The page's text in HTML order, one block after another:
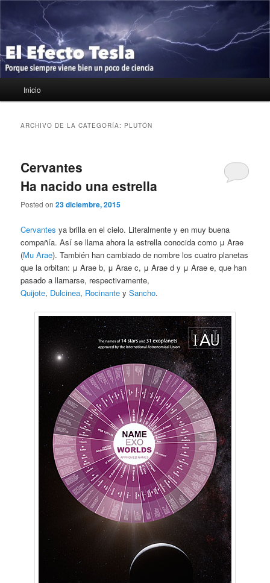
contenido
principal
contenido
secundario
El Efecto Tesla
Porque siempre viene bien un poco de ciencia
principal
Inicio
ARCHIVO DE LA CATEGORÍA: PLUTÓN
Cervantes
Ha nacido una estrella
Posted on23 diciembre, 2015
Cervantes ya brilla en el cielo. Literalmente y en muy buena
compañía. Así se llama ahora la estrella conocida como μ Arae
(Mu Arae). También han cambiado de nombre los cuatro planetas
que la orbitan: μ Arae b, μ Arae c, μ Arae d y μ Arae e, que han
pasado a llamarse, respectivamente,
Quijote, Dulcinea, Rocinante ySancho.